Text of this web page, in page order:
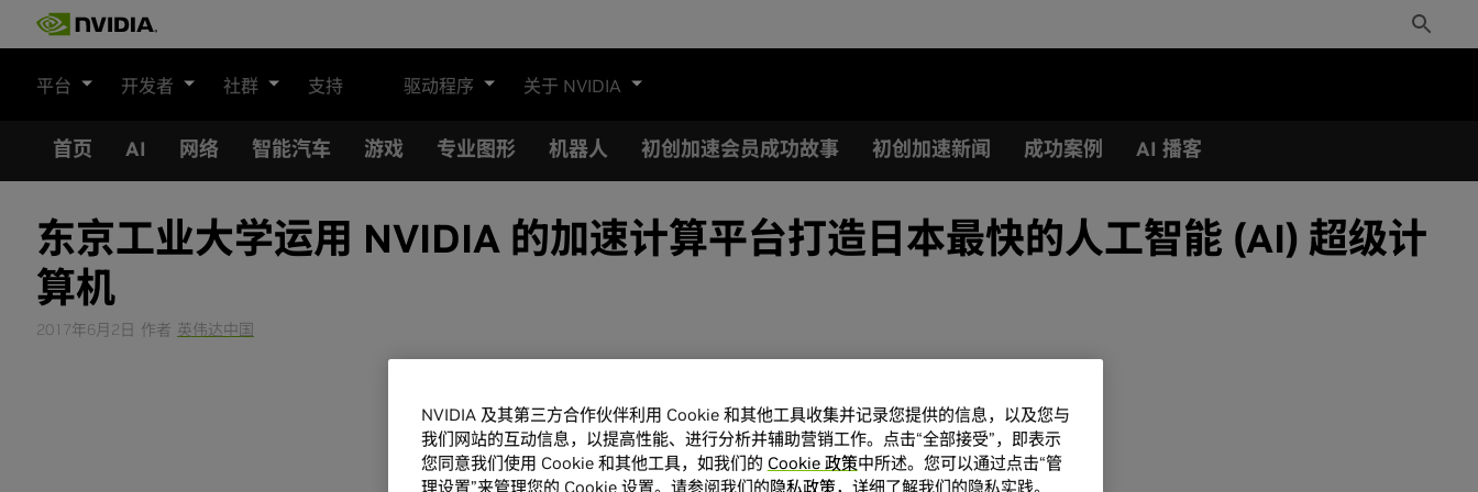
Toggle
Search
平台 开发者 社群 支持 驱动程序 关于 NVIDIA
首页 AI 网络 智能汽车 游戏 专业图形 机器人 初创加速会员成功故事 初创加速新闻 成功案例 AI 播客
东京工业大学运用 NVIDIA 的加速计算平台打造日本最快的人工智能 (AI) 超级计
算机
2017年6月2日 作者 英伟达中国
NVIDIA 及其第三方合作伙伴利用 Cookie 和其他工具收集并记录您提供的信息，以及您与
我们网站的互动信息，以提高性能、进行分析并辅助营销工作。点击“全部接受”，即表示
您同意我们使用 Cookie 和其他工具，如我们的 Cookie 政策中所述。您可以通过点击“管
理设置”来管理您的 Cookie 设置。请参阅我们的隐私政策，详细了解我们的隐私实践。